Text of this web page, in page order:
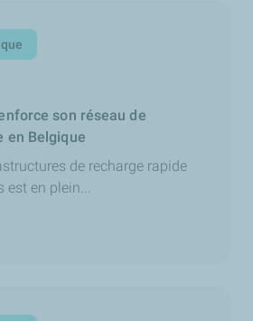
son réseau de
en Belgique
de recharge rapide
est en plein...